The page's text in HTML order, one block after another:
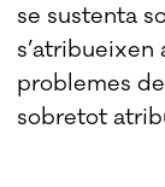
se sustenta
problemes
sobretot